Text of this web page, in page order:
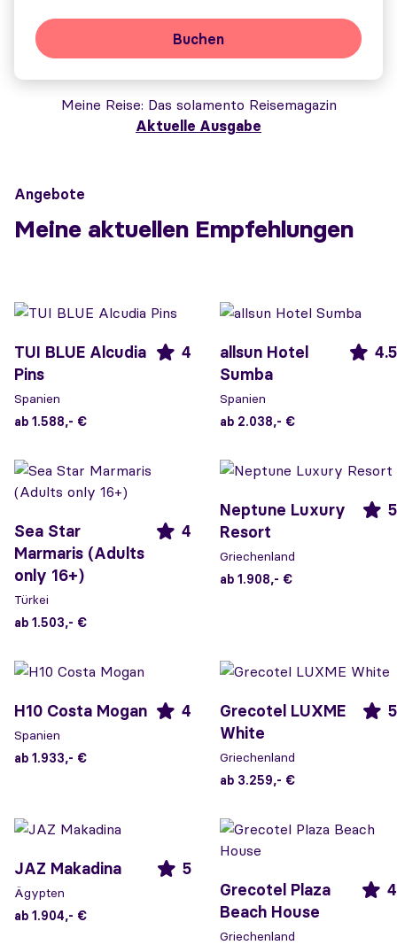
Buchen
Meine Reise Das solamento Reisemagazin
Aktuelle Ausgabe
Angebote
Meine aktuellen Empfehlungen
TUI BLUE Alcudia
Pins
4
Spanien
ab 1.588,- €
allsun Hotel
Sumba
4.5
Spanien
ab 2.038,- €
Sea Star
Marmaris (Adults
only 16+)
4
Türkei
ab 1.503,- €
Neptune Luxury
Resort
5
Griechenland
ab 1.908,- €
H10 Costa Mogan 4
Spanien
ab 1.933,- €
Grecotel LUXME
White
5
Griechenland
ab 3.259,- €
JAZ Makadina 5
Ägypten
ab 1.904,- €
Grecotel Plaza
Beach House
4
Griechenland